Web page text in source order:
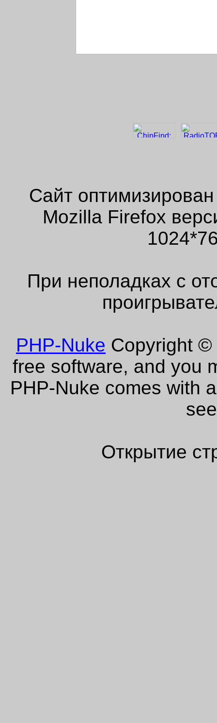
Сайт
Mozilla Firefox
При неполадках с
PHP-Nuke Copyright ©
free software, and you
PHP-Nuke comes with
Открытие